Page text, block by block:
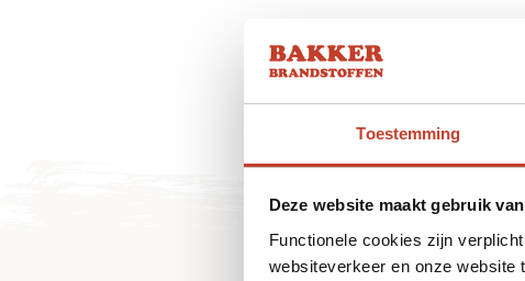
Toestemming
Deze website maakt gebruik
Functionele cookies zijn
websiteverkeer en onze website